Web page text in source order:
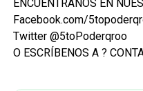
ENCUÉNTRANOS EN
Facebook.com/
Twitter @5toPoderqroo
O ESCRÍBENOS A ?